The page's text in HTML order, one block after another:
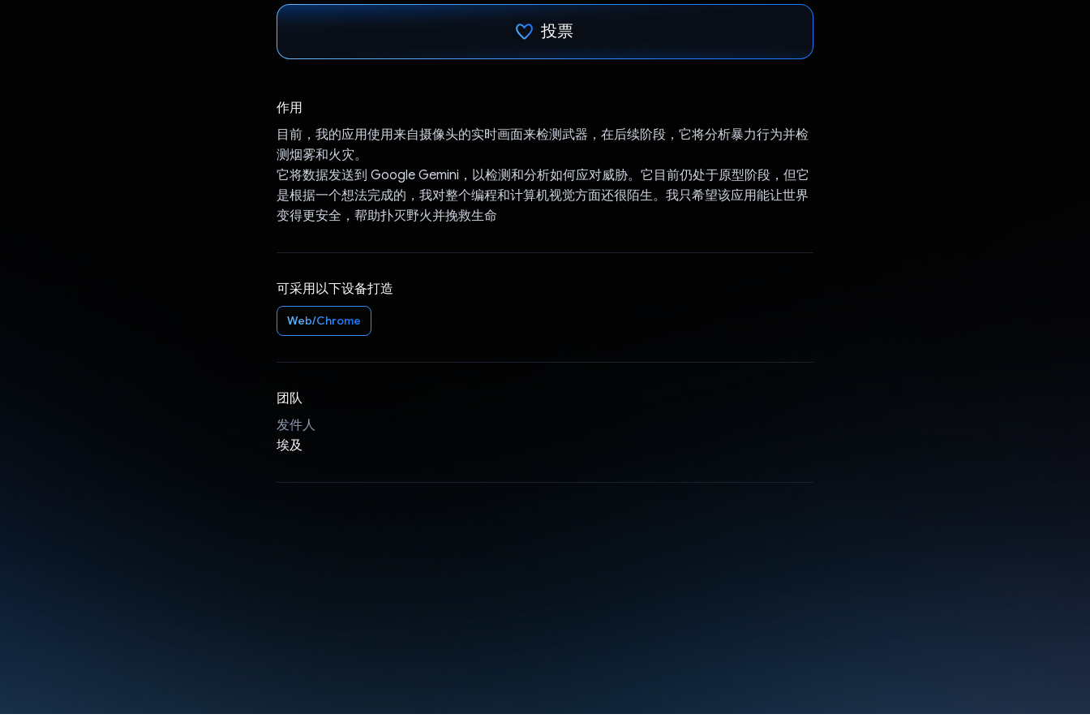
投票
作用
目前，我的应用使用来自摄像头的实时画面来检测武器，在后续阶段，它将分析暴力行为并检
测烟雾和火灾。
它将数据发送到 Google Gemini，以检测和分析如何应对威胁。它目前仍处于原型阶段，但它
是根据一个想法完成的，我对整个编程和计算机视觉方面还很陌生。我只希望该应用能让世界
变得更安全，帮助扑灭野火并挽救生命
可采用以下设备打造
Web/Chrome
团队
发件人
埃及